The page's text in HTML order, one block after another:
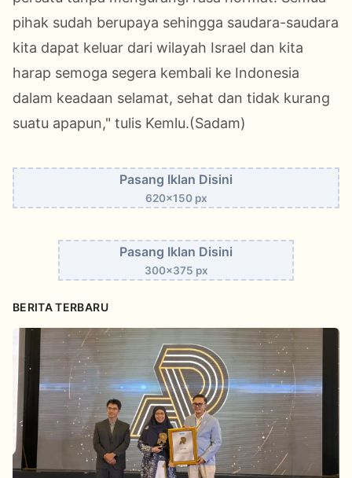
pihak sudah berupaya sehingga saudara-saudara
kita dapat keluar dari wilayah Israel dan kita
harap semoga segera kembali ke Indonesia
dalam keadaan selamat, sehat dan tidak kurang
suatu apapun," tulis Kemlu.(Sadam)
Pasang Iklan Disini
620x150 px
Pasang Iklan Disini
300x375 px
BERITA TERBARU